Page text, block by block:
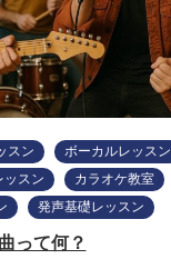
スン
ボーカルレッスン
ッスン
カラオケ教室
発声基礎レッスン
って何？